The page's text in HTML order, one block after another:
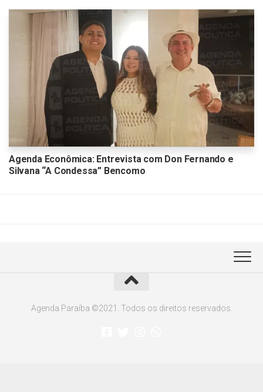
Agenda Econômica: Entrevista com Don Fernando e
Silvana “A Condessa” Bencomo
Agenda Paraíba ©2021. Todos os direitos reservados.